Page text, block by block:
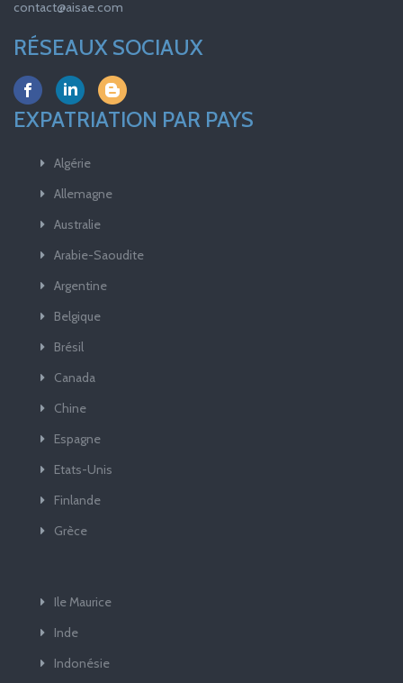
contact@aisae.com
RÉSEAUX SOCIAUX
EXPATRIATION PAR PAYS
Algérie
Allemagne
Australie
Arabie-Saoudite
Argentine
Belgique
Brésil
Canada
Chine
Espagne
Etats-Unis
Finlande
Grèce
Ile Maurice
Inde
Indonésie